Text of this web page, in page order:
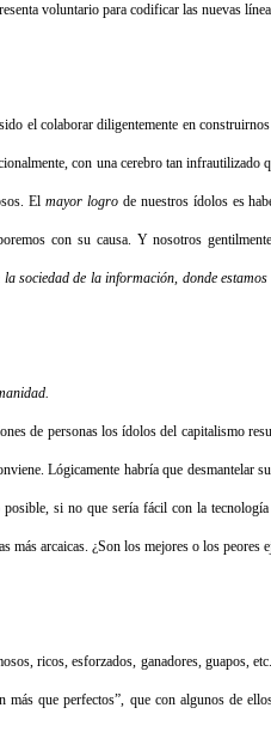
voluntario para codificar las nuevas
el colaborar diligentemente en
con una cerebro tan infrautilizado
El mayor logrode nuestros ídolos es
con su causa. Y nosotros
la sociedad de la información, donde
de personas los ídolos del capitalismo
Lógicamente habría que desmantelar
si no que sería fácil con la
más arcaicas. ¿Son los mejores o los peores
ricos, esforzados, ganadores, guapos,
más que perfectos”, que con algunos de